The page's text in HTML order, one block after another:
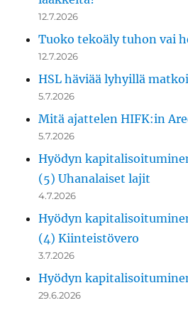
12.7.2026
Tuoko tekoäly tuhon vai
12.7.2026
HSL häviää lyhyillä
5.7.2026
Mitä ajattelen HIFK:in
5.7.2026
Hyödyn
(5) Uhanalaiset lajit
4.7.2026
Hyödyn
(4) Kiinteistövero
3.7.2026
Hyödyn
29.6.2026